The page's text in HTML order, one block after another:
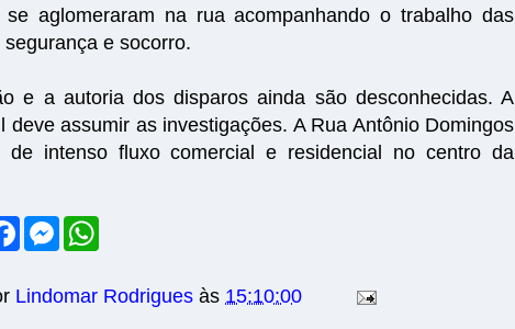
se aglomeraram na rua acompanhando o trabalho das
e socorro.
e a autoria dos disparos ainda são desconhecidas. A
deve assumir as investigações. A Rua Antônio Domingos
intenso fluxo comercial e residencial no centro da
F
a
b
M
e
e
s
Lindomar Rodrigues às 15:10:00